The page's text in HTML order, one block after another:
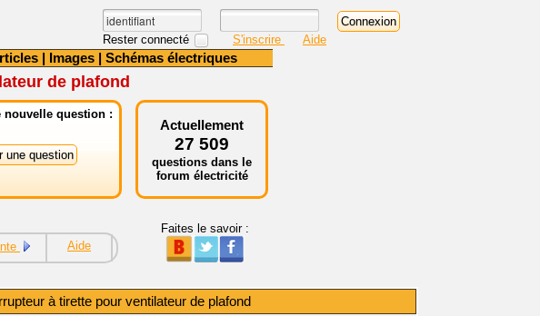
Rester connecté S'inscrire Aide
| Images | Schémas électriques
de plafond
nouvelle question :
Actuellement
27 509
questions dans le
forum électricité
Aide
Faites le savoir :
à tirette pour ventilateur de plafond